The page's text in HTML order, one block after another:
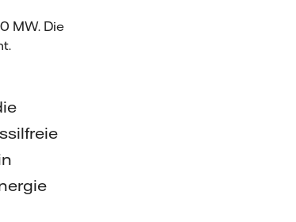
MW. Die